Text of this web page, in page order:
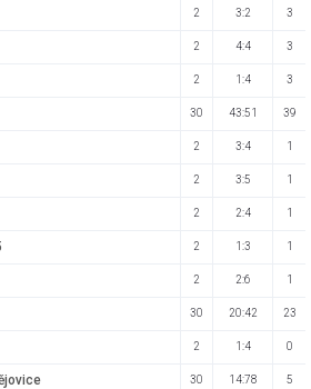
2 3:2 3
2 4:4 3
2 1:4 3
30 43:51 39
2 3:4 1
2 3:5 1
2 2:4 1
2 1:3 1
2 2:6 1
30 20:42 23
2 1:4 0
30 14:78 5